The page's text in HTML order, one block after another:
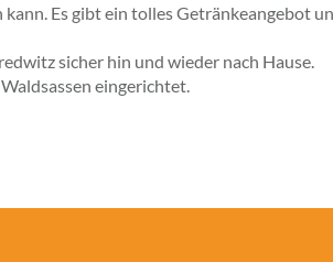
Es gibt ein tolles Getränkeangebot
sicher hin und wieder nach Hause.
eingerichtet.